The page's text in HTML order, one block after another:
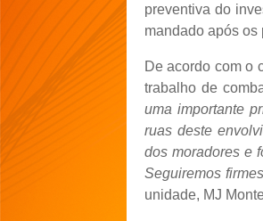
preventiva do
mandado após os
De acordo com o
trabalho de
uma importante
ruas deste
dos moradores e
Seguiremos
unidade, MJ